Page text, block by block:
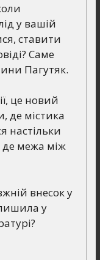
у вашій
ставити
Саме
Пагутяк.
це новий
де містика
настільки
межа між
внесок у
у